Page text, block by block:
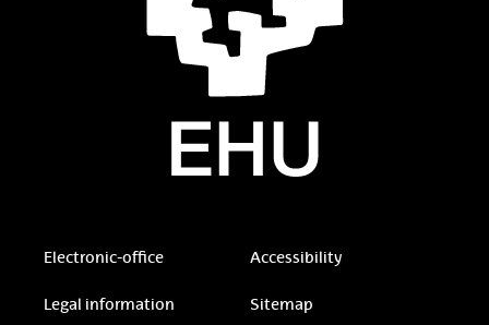
Electronic-office Accessibility
Legal information Sitemap